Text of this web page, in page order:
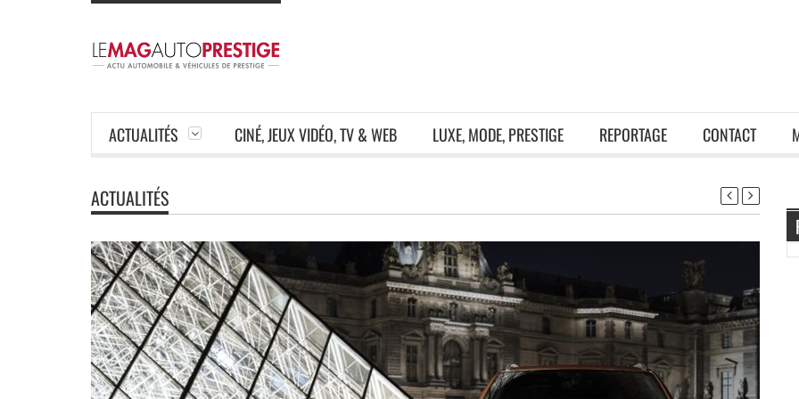
ACTUALITÉS CINÉ, JEUX VIDÉO, TV & WEB LUXE, MODE, PRESTIGE REPORTAGE CONTACT
ACTUALITÉS